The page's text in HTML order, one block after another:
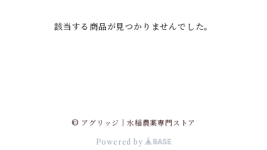
該当する商品が見つかりませんでした。
© アグリッジ｜水稲農薬専門ストア
Powered by